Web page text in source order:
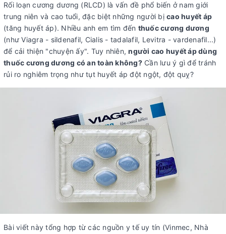
Rối loạn cương dương (RLCD) là vấn đề phổ biến ở nam giới
trung niên và cao tuổi, đặc biệt những người bị cao huyết áp
(tăng huyết áp). Nhiều anh em tìm đến thuốc cương dương
(như Viagra - sildenafil, Cialis - tadalafil, Levitra - vardenafil...)
để cải thiện "chuyện ấy". Tuy nhiên,người cao huyết áp dùng
thuốc cương dương có an toàn không?Cần lưu ý gì để tránh
rủi ro nghiêm trọng như tụt huyết áp đột ngột, đột quỵ?
Bài viết này tổng hợp từ các nguồn y tế uy tín (Vinmec, Nhà